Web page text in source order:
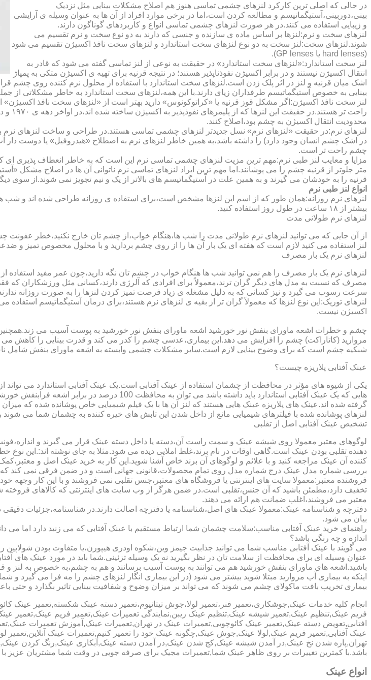
در حالی که اصلی ترین کارکرد لنزهای چشمی تماسی هنوز هم اصلاح مشکلات بینایی مثل نزدیک
بینی،دوربینی،آستیگماتیسم و مطالعه کردن است،اما در برخی موارد افراد از آن ها به عنوان وسیله ی آرایشی
و زیبایی استفاده می کنند.در هر صورت لنزهای چشمی تماسی انواع و کاربردهای گوناگون دارند.
لنزهای سخت و نرم:لنزها بر اساس ماده ی سازنده و جنسی که دارند به دو نوع سخت و نرم تقسیم می
شوند.لنزهای سخت:لنز سخت به دو نوع لنزهای سخت استاندارد و لنزهای سخت نافذ اکسیژن تقسیم می شود
(hard lenses یا GP lenses).
لنز سخت استاندارد:«لنزهای سخت استاندارد» در حقیقت به نوعی از لنز تماسی گفته می شود که قادر به
انتقال اکسیژن نیستند و در برابر اکسیژن نفوذناپذیر هستند؛ در نتیجه قرنیه برای تهیه ی اکسیژن متکی به پمپاژ
اشک میان قرنیه و لنز در اثر پلک زدن است.لنزهای سخت استاندارد با استفاده از محلول نرم کننده روی چشم
بینایی به خصوص آستیگماتیسم طرفداران زیای دارند.با این همه،لنزهای سخت استاندارد به خاطر مشکلاتی از
لنز سخت نافذ اکسیژن:اگر مشکل قوز قرنیه یا «کراتوکونوس» دارید بهتر است از «لنزهای سخت نافذ
محدودیت انتقال اکسیژن به چشم بود،اصلاح کنند.
لنزهای نرم:در حقیقت «لنزهای نرم» نسل جدیدتر لنزهای چشمی تماسی هستند.در طراحی و ساخت لنزهای نرم
در اشک چشم انسان وجود دارد) را داشته باشد،به همین خاطر لنزهای نرم به اصطلاح «هیدروفیل» یا دوست
چشم راحت تر است.
مزایا و معایب لنز طبی نرم:مهم ترین مزیت لنزهای چشمی تماسی نرم این است که به خاطر انعطاف پذیری ای
متر جلوتر از قرنیه چشم را می پوشانند.اما مهم ترین ایراد لنزهای تماسی نرم ناتوانی آن ها در اصلاح مشکل
قرنیه را به خودشان می گیرند و به همین علت در آستیگماتیسم های بالاتر از یک و نیم تجویز نمی شوند.از سوی
انواع لنز طبی نرم
لنزهای نرم روزانه:همان طور که از اسم این لنزها مشخص است،برای استفاده ی روزانه طراحی شده اند و شب ها
بیشتر از ۱۸ ساعت در طول روز استفاده کنید.
لنزهای نرم طولانی مدت
از آن جایی که می توانید لنزهای نرم طولانی مدت را شب ها،هنگام خواب،از چشم تان خارج نکنید،خطر عفونت
لنز استفاده می کنید لازم است که هفته ای یک بار آن ها را از روی چشم بردارید و با محلول مخصوص تمیز و
لنزهای نرم یک بار مصرف
لنزهای نرم یک بار مصرف را هم نمی توانید شب ها هنگام خواب در چشم تان نگه دارید،چون عمر مفید استفاده
مصرف که نسبت به مدل های دیگر گران ترند،معمولاً برای افرادی که آلرژی دارند،کسانی مثل ورزشکاران که
سرعت رسوب می گیرد و نیز کسانی که به دلیل مشغله ی زیاد فرصت تمیز کردن لنزها را به صورت روزانه
لنزهای توریک:این نوع لنزها که معمولاً گران تر از بقیه ی لنزهای نرم هستند،برای درمان آستیگماتیسم
اکسیژن نیست.
مروارید (کاتاراکت) چشم را افزایش می دهد.این بیماری،عدسی چشم را کدر می کند و قدرت بینایی را کاهش
شبکیه چشم است که برای وضوح بینایی لازم است.سایر مشکلات چشمی وابسته به اشعه ماورای بنفش
عینک آفتابی پلاریزه چیست؟
یکی از شیوه های مؤثر در محافظت از چشمان استفاده از عینک آفتابی است.یک عینک آفتابی استاندارد می
هایی که یک عینک آفتابی استاندارد باید داشته باشد
گرفته شده اند.عینک های پلاریزه عینک هایی هستند که لنز آن ها با یک فیلم شیمیایی خاص پوشانده شده که
لنزهای پوشانده شده با فیلترهای شیمیایی مانع از داخل شدن این تابش های خیره کننده به چشمان شما می شوند
تشخیص عینک آفتابی اصل از تقلبی
لوگوهای معتبر معمولا روی شیشه عینک و سمت راست آن،دسته یا داخل دسته عینک قرار می گیرند و اندازه،فونت
دهنده تقلبی بودن عینک است.گاهی اوقات در نام برند،غلط املایی دیده می شود.مثلا به جای نوشته اند:.این
کننده آن عینک مراجعه کنید و با علائم و لوگوهای آن برند خاص آشنا شوید.این کار به خرید عینک اصل و
بررسی شماره مدل عینک درج شماره مدل روی تمام محصولات،قانونی جهانی است و در ضمن فرقی نمی کند که
فروشنده معتبر:معمولا سایت های اینترنتی یا فروشگاه های معتبر،جنس تقلبی نمی فروشند و با این کار
تخفیف دارد،مطمئن باشید که آن جنس،تقلبی است.در ضمن هرگز از وب سایت های اینترنتی که کالاهای
معتبر می فروشند،اغلب ضمانت هم ارائه می دهند.
دفترچه و شناسنامه عینک:معمولا عینک های اصل،شناسنامه یا دفترچه اصالت دارند.در شناسنامه،جزئیات
بیان می شود.
راهنمای خرید عینک آفتابی مناسب:سلامت چشمان شما ارتباط مستقیم با عینک آفتابی که می زنید دارد اما
اندازه و چه رنگی باشد؟
می گویند با عینک آفتابی مناسب شما می توانید جذابیت جیمز وین،شکوه اودری هیپورن،یا متفاوت بودن شولاپین
عنوان وسیله ای برای محافظت از سلامت تان در نظر بگیرید نه یک وسیله تزئینی.شما باید در مورد عینک های
باشید.اشعه های ماورای بنفش خورشید هم می توانند به پوست آسیب برسانند و هم به چشم،به خصوص به لنز و
اینکه به بیماری آب مروارید مبتلا شوید بیشتر می شود (در این بیماری انگار لنزهای چشم را مه فرا می
بیماری تخریب بافت ماکولای چشم می شوند که می تواند بر میزان وضوح و شفافیت بینایی تاثیر بگذارد و حتی
انجام کلیه خدمات عینک,جوشکاری،تعمیر فنر،تعمیر لولا،جوش تیتانیوم،تعمیر دسته عینک شکسته,تعمیر
فریم عینک,تنظیم عینک,تعمیر شیشه عینک,تنظیم عینک ریبن,نمایندگی تعمیرات عینک,تعمیر فریم
افتابی,تعویض دسته عینک,تعمیر عینک کائوچویی,تعمیرات عینک در تهران,تعمیرات عینک,آموزش تعمیرات
عینک آفتابی,تعمیر فریم عینک,لولا عینک,جوش عینک,چگونه عینک خود را تعمیر کنیم,تعمیرات عینک
تهران,پاره شدن نخ عینک,در آمدن شیشه عینک,کج شدن عینک,در آمدن دسته عینک,آبکاری عینک,رنگ کردن
باشد.با کمترین تغییرات بر روی ظاهر عینک شما,تعمیرات مجیک برای صرفه جویی در وقت شما مشتریان
انواع عینک